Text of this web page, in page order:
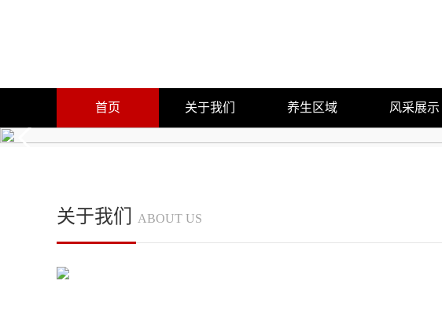
首页 关于我们
公司简介
团队展示
养生区域
浦东新区
风采展示
艺师风采
关于我们 ABOUT US